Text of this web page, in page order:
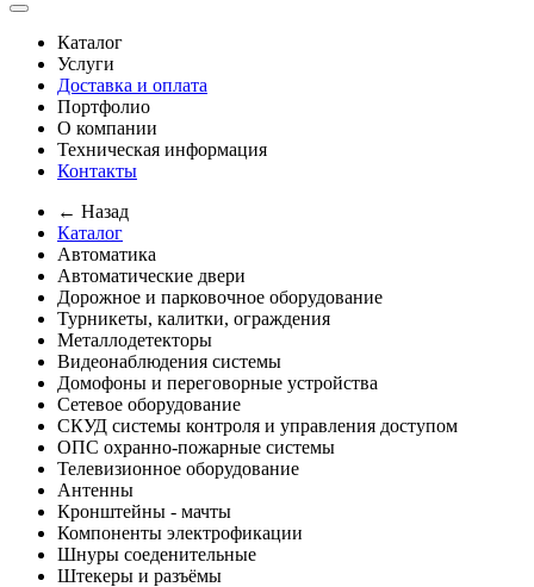
Каталог
Услуги
Доставка и оплата
Портфолио
О компании
Техническая информация
Контакты
← Назад
Каталог
Автоматика
Автоматические двери
Дорожное и парковочное оборудование
Турникеты, калитки, ограждения
Металлодетекторы
Видеонаблюдения cистемы
Домофоны и переговорные устройства
Сетевое оборудование
СКУД системы контроля и управления доступом
ОПС охранно-пожарные системы
Телевизионное оборудование
Антенны
Кронштейны - мачты
Компоненты электрофикации
Шнуры соеденительные
Штекеры и разъёмы